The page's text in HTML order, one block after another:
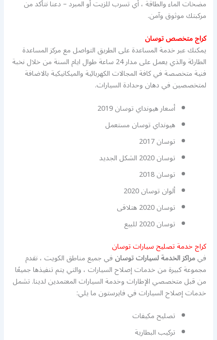
مضخات الماء والطاقة ، أي تسرب للزيت أو المبرد – دعنا نتأكد من
مركبتك موثوق وآمن.
كراج متخصص توسان
يمكنك عبر خدمة المساعدة على الطريق التواصل مع مركز المساعدة
الطارئة والذي يعمل على مدار 24 ساعة طوال ايام السنة من خلال نخبة
فنية متخصصة في كافة المجالات الكهربائية والميكانيكية بالاضافة
لمتخصصين في دهان وحدادة السيارات.
أسعار هيونداي توسان 2019
هيونداي توسان مستعمل
توسان 2017
توسان 2020 الشكل الجديد
توسان 2018
ألوان توسان 2020
توسان 2020 هتلاقى
توسان 2020 للبيع
كراج خدمة تصليح سيارات توسان
فيمراكز الخدمة لسيارات توسانفي جميع مناطق الكويت ، نقدم
مجموعة كبيرة من خدمات إصلاح السيارات ، والتي يتم تنفيذها جميعًا
من قبل متخصصي الإطارات وخدمة السيارات المعتمدين لدينا. تشمل
خدمات إصلاح السيارات في فايرستون ما يلي:
تصليح مكيفات
تركيب البطارية